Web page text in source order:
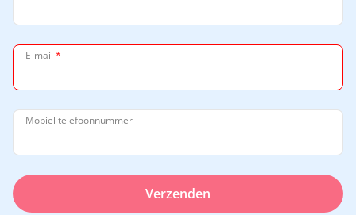
E-mail *
Mobiel telefoonnummer
Verzenden